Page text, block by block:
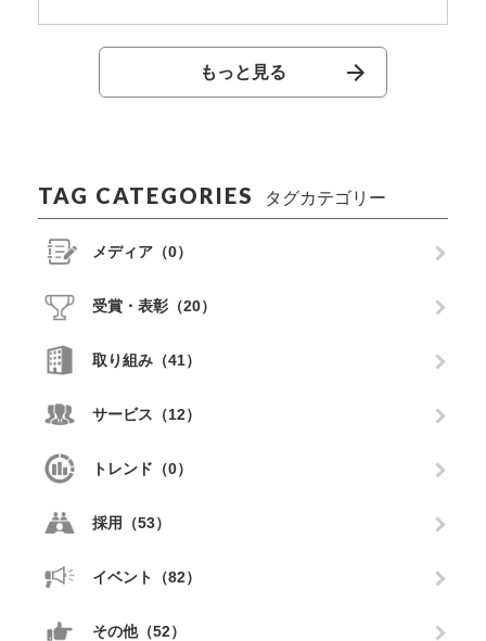
もっと見る
TAG CATEGORIES タグカテゴリー
メディア（0）
受賞・表彰（20）
取り組み（41）
サービス（12）
トレンド（0）
採用（53）
イベント（82）
その他（52）